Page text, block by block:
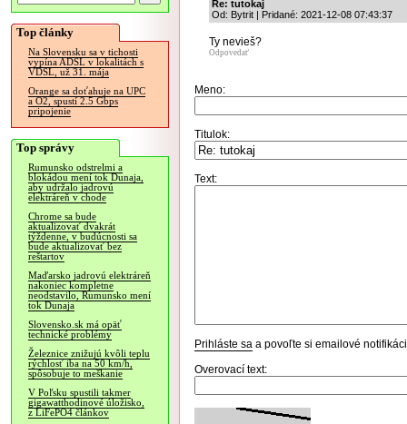
Top články
Na Slovensku sa v tichosti
vypína ADSL v lokalitách s
VDSL, už 31. mája
Orange sa doťahuje na UPC
a O2, spustí 2.5 Gbps
pripojenie
Top správy
Rumunsko odstrelmi a
blokádou mení tok Dunaja,
aby udržalo jadrovú
elektráreň v chode
Chrome sa bude
aktualizovať dvakrát
týždenne, v budúcnosti sa
bude aktualizovať bez
reštartov
Maďarsko jadrovú elektráreň
nakoniec kompletne
neodstavilo, Rumunsko mení
tok Dunaja
Slovensko.sk má opäť
technické problémy
Železnice znižujú kvôli teplu
rýchlosť iba na 50 km/h,
spôsobuje to meškanie
V Poľsku spustili takmer
gigawatthodinové úložisko,
z LiFePO4 článkov
Re: tutokaj
Od: Bytrit | Pridané: 2021-12-08 07:43:37
Ty nevieš?
Odpovedať
Meno:
Titulok:
Text:
Prihláste sa a povoľte si emailové
Overovací text: